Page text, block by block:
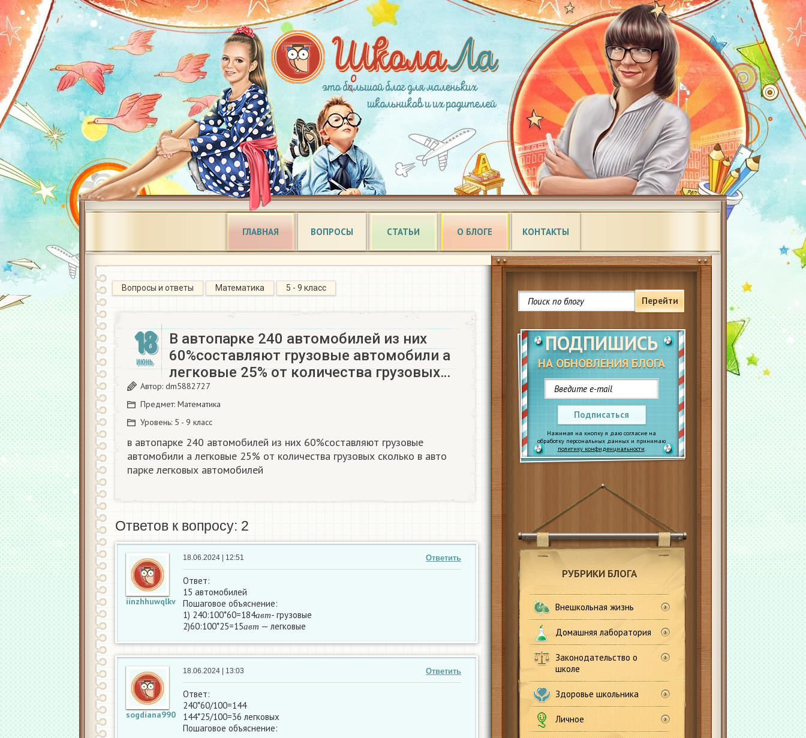
ГЛАВНАЯ ВОПРОСЫ СТАТЬИ О БЛОГЕ КОНТАКТЫ
Перейти
ПОДПИШИСЬ
НА ОБНОВЛЕНИЯ БЛОГА
Подписаться
Нажимая на кнопку я даю согласие на
обработку персональных данных и принимаю
политику конфиденциальности.
РУБРИКИ БЛОГА
Внешкольная жизнь
Домашняя лаборатория
Законодательство о
школе
Здоровье школьника
Личное
Вопросы и ответы Математика 5 - 9 класс
18
ИЮНЬ
В автопарке 240 автомобилей из них
60%составляют грузовые автомобили а
легковые 25% от количества грузовых…
Автор: dm5882727
Предмет: Математика
Уровень: 5 - 9 класс
в автопарке 240 автомобилей из них 60%составляют грузовые
автомобили а легковые 25% от количества грузовых сколько в авто
парке легковых автомобилей
Ответов к вопросу: 2
iinzhhuwqlkv
Ответить
18.06.2024 | 12:51
Ответ:
15 автомобилей
Пошаговое объяснение:
1) 240:100*60=184авт- грузовые
2)60:100*25=15авт — легковые
sogdiana990
Ответить
18.06.2024 | 13:03
Ответ:
240*60/100=144
144*25/100=36 легковых
Пошаговое объяснение: